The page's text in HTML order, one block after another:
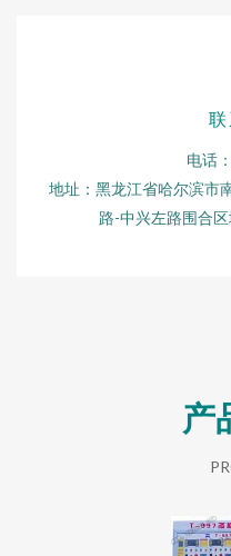
电话
地址：黑龙江省哈尔滨市
路-中兴左路围合
产